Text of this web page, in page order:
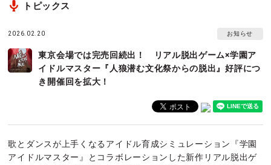
トピックス
2026.02.20 お知らせ
東京会場では完売回続出！ リアル脱出ゲーム×学園ア
イドルマスター『人狼潜む文化祭からの脱出』好評につ
き開催回を拡大！
歌とダンスが上手くなるアイドル育成シミュレーション『学園
アイドルマスター』とコラボレーションした新作リアル脱出ゲ